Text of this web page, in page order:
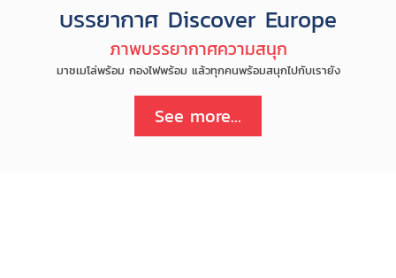
บรรยากาศ Discover Europe
ภาพบรรยากาศความสนุก
มาชเมโล่พร้อม กองไฟพร้อม แล้วทุกคนพร้อมสนุกไปกับเรายัง
See more...